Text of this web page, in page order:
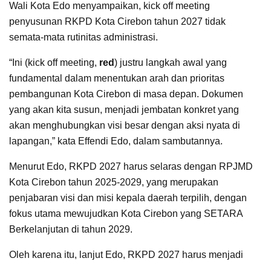
Wali Kota Edo menyampaikan, kick off meeting
penyusunan RKPD Kota Cirebon tahun 2027 tidak
semata-mata rutinitas administrasi.
“Ini (kick off meeting, red) justru langkah awal yang
fundamental dalam menentukan arah dan prioritas
pembangunan Kota Cirebon di masa depan. Dokumen
yang akan kita susun, menjadi jembatan konkret yang
akan menghubungkan visi besar dengan aksi nyata di
lapangan,” kata Effendi Edo, dalam sambutannya.
Menurut Edo, RKPD 2027 harus selaras dengan RPJMD
Kota Cirebon tahun 2025-2029, yang merupakan
penjabaran visi dan misi kepala daerah terpilih, dengan
fokus utama mewujudkan Kota Cirebon yang SETARA
Berkelanjutan di tahun 2029.
Oleh karena itu, lanjut Edo, RKPD 2027 harus menjadi